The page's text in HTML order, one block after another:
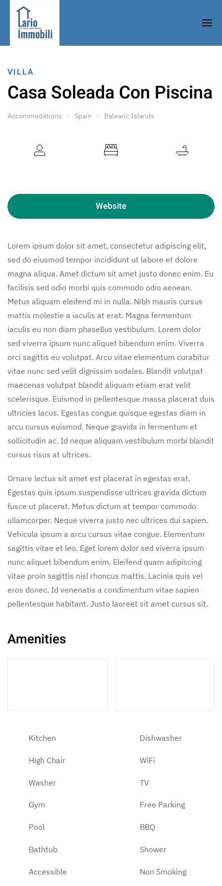
VILLA
Casa Soleada Con Piscina
Accommodations Spain Balearic Islands
Website
Lorem ipsum dolor sit amet, consectetur adipiscing elit,
sed do eiusmod tempor incididunt ut labore et dolore
magna aliqua. Amet dictum sit amet justo donec enim. Eu
facilisis sed odio morbi quis commodo odio aenean.
Metus aliquam eleifend mi in nulla. Nibh mauris cursus
mattis molestie a iaculis at erat. Magna fermentum
iaculis eu non diam phasellus vestibulum. Lorem dolor
sed viverra ipsum nunc aliquet bibendum enim. Viverra
orci sagittis eu volutpat. Arcu vitae elementum curabitur
vitae nunc sed velit dignissim sodales. Blandit volutpat
maecenas volutpat blandit aliquam etiam erat velit
scelerisque. Euismod in pellentesque massa placerat duis
ultricies lacus. Egestas congue quisque egestas diam in
arcu cursus euismod. Neque gravida in fermentum et
sollicitudin ac. Id neque aliquam vestibulum morbi blandit
cursus risus at ultrices.
Ornare lectus sit amet est placerat in egestas erat.
Egestas quis ipsum suspendisse ultrices gravida dictum
fusce ut placerat. Metus dictum at tempor commodo
ullamcorper. Neque viverra justo nec ultrices dui sapien.
Vehicula ipsum a arcu cursus vitae congue. Elementum
sagittis vitae et leo. Eget lorem dolor sed viverra ipsum
nunc aliquet bibendum enim. Eleifend quam adipiscing
vitae proin sagittis nisl rhoncus mattis. Lacinia quis vel
eros donec. Id venenatis a condimentum vitae sapien
pellentesque habitant. Justo laoreet sit amet cursus sit.
Amenities
Kitchen Dishwasher
High Chair WiFi
Washer TV
Gym Free Parking
Pool BBQ
Bathtub Shower
Accessible Non Smoking